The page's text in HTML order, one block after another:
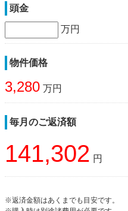
頭金
万円
物件価格
3,280 万円
毎月のご返済額
141,302 円
※返済金額はあくまでも目安です。